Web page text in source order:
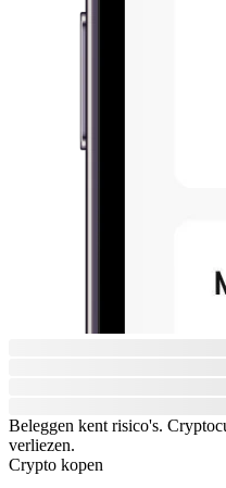
Beleggen kent risico's.
verliezen.
Crypto kopen